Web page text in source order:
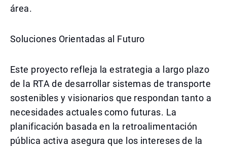
área.
Soluciones Orientadas al Futuro
Este proyecto refleja la estrategia a largo plazo
de la RTA de desarrollar sistemas de transporte
sostenibles y visionarios que respondan tanto a
necesidades actuales como futuras. La
planificación basada en la retroalimentación
pública activa asegura que los intereses de la